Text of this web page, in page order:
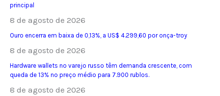
principal
8 de agosto de 2026
Ouro encerra em baixa de 0,13%, a US$ 4.299,60 por onça-troy
8 de agosto de 2026
Hardware wallets no varejo russo têm demanda crescente, com
queda de 13% no preço médio para 7.900 rublos.
8 de agosto de 2026